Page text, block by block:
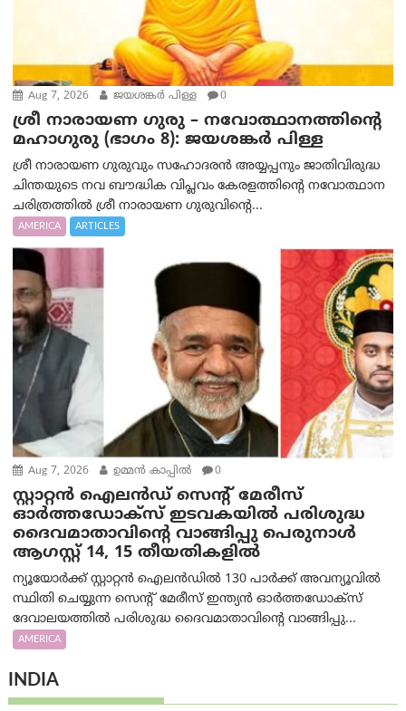
Aug 7, 2026 ജയശങ്കര്‍ പിള്ള 0
ശ്രീ നാരായണ ഗുരു – നവോത്ഥാനത്തിന്റെ
മഹാഗുരു (ഭാഗം 8): ജയശങ്കര്‍ പിള്ള
ശ്രീ നാരായണ ഗുരുവും സഹോദരൻ അയ്യപ്പനും ജാതിവിരുദ്ധ
ചിന്തയുടെ നവ ബൗദ്ധിക വിപ്ലവം കേരളത്തിന്റെ നവോത്ഥാന
ചരിത്രത്തിൽ ശ്രീ നാരായണ ഗുരുവിന്റെ...
AMERICA ARTICLES
Aug 7, 2026 ഉമ്മന്‍ കാപ്പില്‍ 0
സ്റ്റാറ്റൻ ഐലൻഡ് സെന്റ് മേരീസ്
ഓർത്തഡോക്സ് ഇടവകയിൽ പരിശുദ്ധ
ദൈവമാതാവിന്റെ വാങ്ങിപ്പു പെരുനാൾ
ആഗസ്റ്റ് 14, 15 തീയതികളിൽ
ന്യൂയോർക്ക് സ്റ്റാറ്റൻ ഐലൻഡിൽ 130 പാർക്ക് അവന്യൂവിൽ
സ്ഥിതി ചെയ്യുന്ന സെന്റ് മേരീസ് ഇന്ത്യൻ ഓർത്തഡോക്സ്
ദേവാലയത്തിൽ പരിശുദ്ധ ദൈവമാതാവിന്റെ വാങ്ങിപ്പു...
AMERICA
INDIA